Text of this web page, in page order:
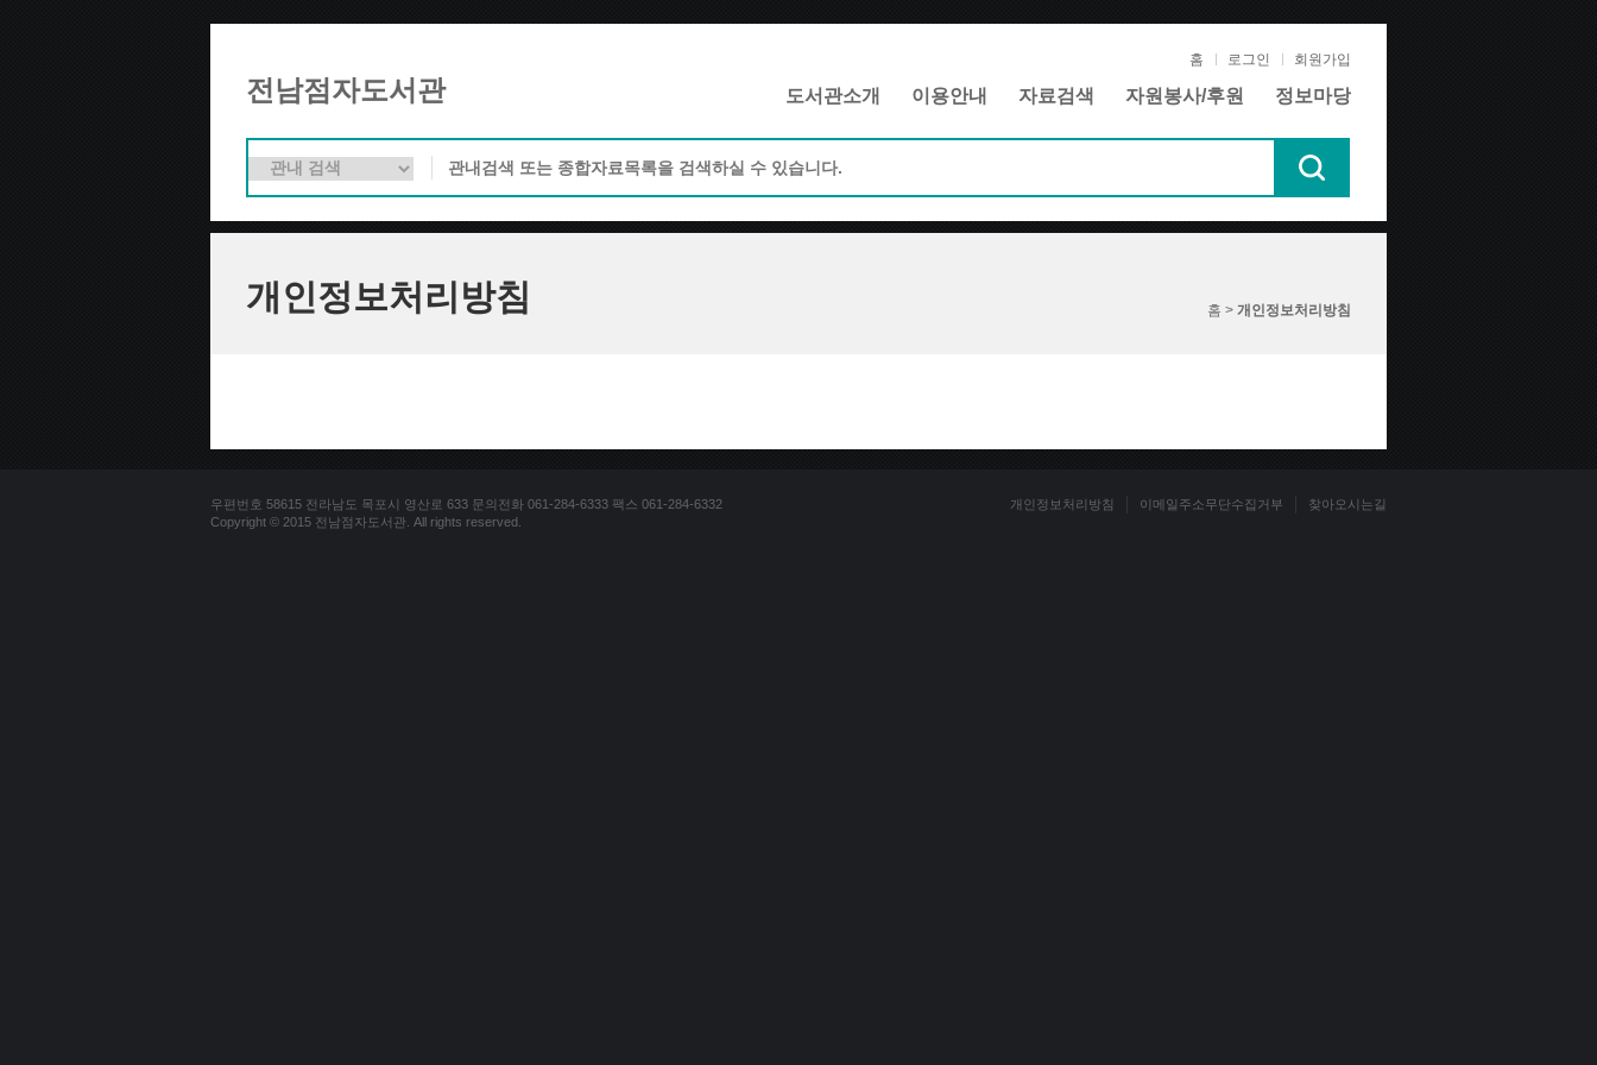
전남점자도서관
홈 로그인 회원가입
도서관소개 이용안내 자료검색 자원봉사/후원 정보마당
개인정보처리방침 홈 > 개인정보처리방침
우편번호 58615 전라남도 목포시 영산로 633 문의전화 061-284-6333 팩스 061-284-6332
Copyright © 2015 전남점자도서관. All rights reserved.
개인정보처리방침 이메일주소무단수집거부 찾아오시는길